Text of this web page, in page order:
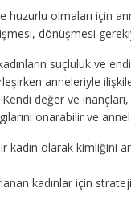
huzurlu olmaları için
dönüşmesi
suçluluk ve
anneleriyle
değer ve
onarabilir ve
kadın olarak
kadınlar için